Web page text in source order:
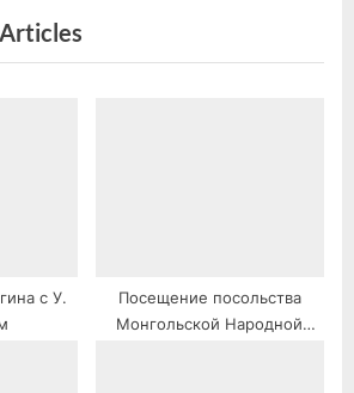
с У.
Посещение посольства
Монгольской Народной